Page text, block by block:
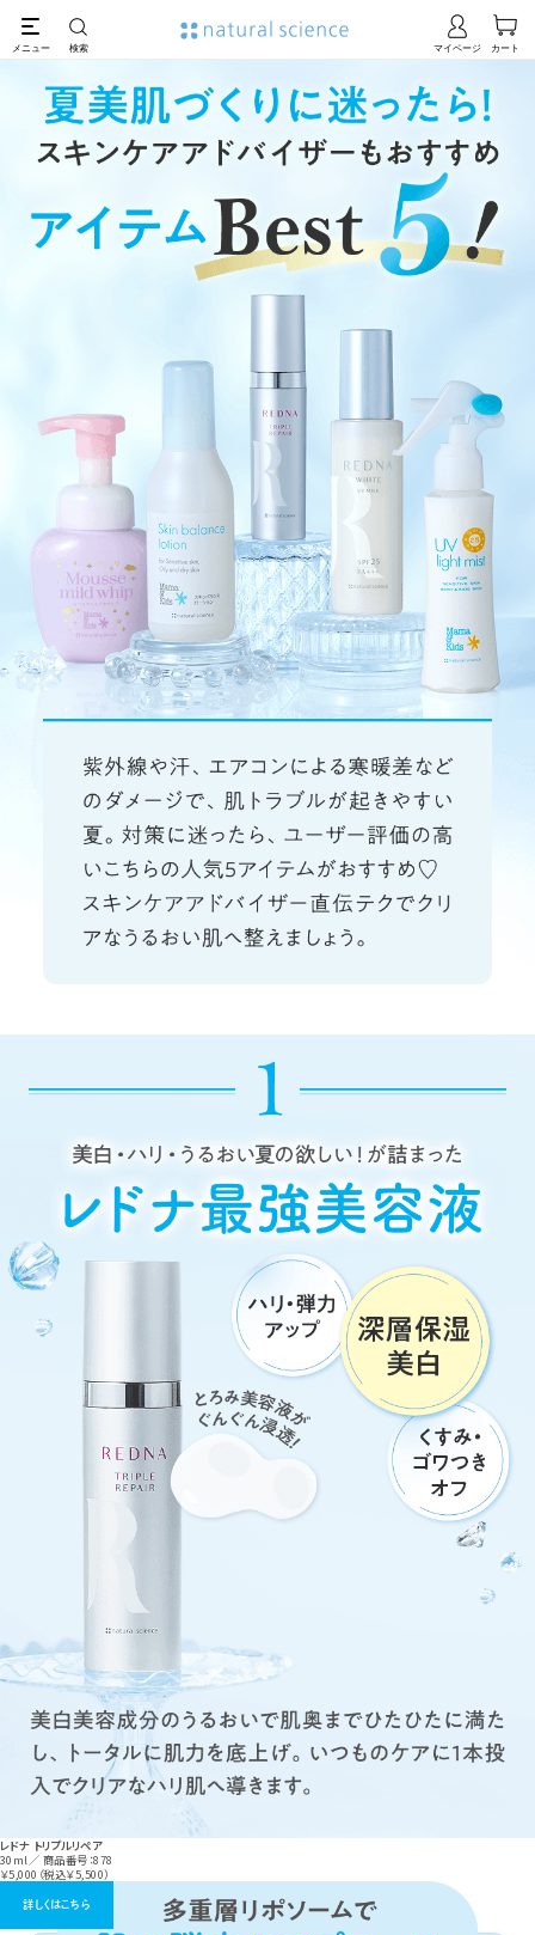
レドナ トリプルリペア
30ml／ 商品番号：878
￥5,000（税込￥5,500）
詳しくはこちら